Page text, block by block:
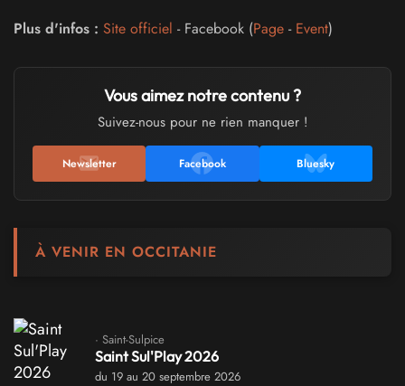
Plus d'infos : Site officiel - Facebook (Page - Event)
Vous aimez notre contenu ?
Suivez-nous pour ne rien manquer !
Newsletter Facebook Bluesky
À VENIR EN OCCITANIE
· Saint-Sulpice
Saint Sul'Play 2026
du 19 au 20 septembre 2026